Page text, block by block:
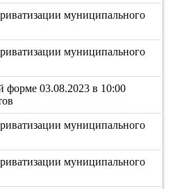
муниципального
муниципального
форме 03.08.2023 в 10:00
муниципального
муниципального